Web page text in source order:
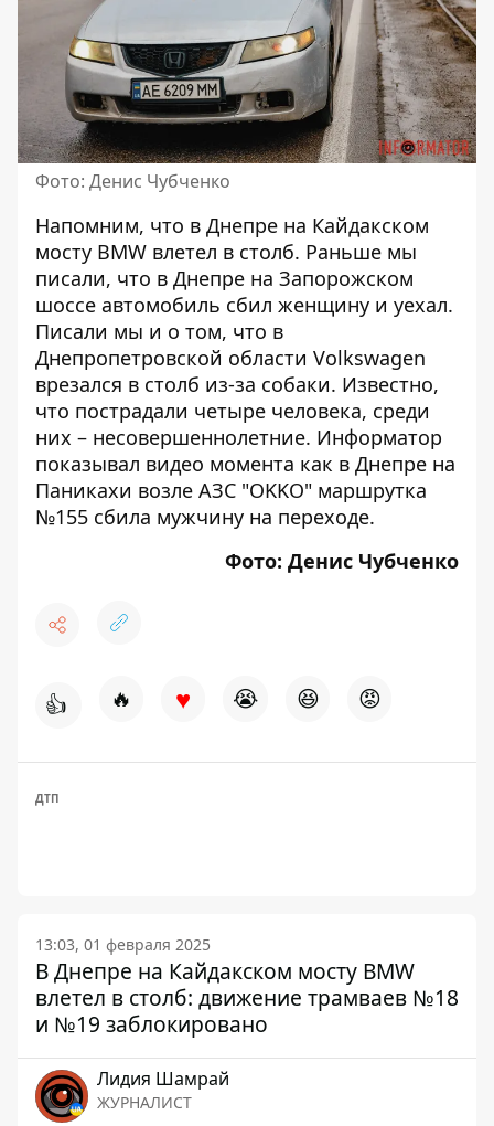
Фото: Денис Чубченко
Напомним, что в Днепре на Кайдакском
мосту BMW влетел в столб. Раньше мы
писали, что в Днепре на Запорожском
шоссе автомобиль сбил женщину и уехал.
Писали мы и о том, что в
Днепропетровской области Volkswagen
врезался в столб из-за собаки. Известно,
что пострадали четыре человека, среди
них – несовершеннолетние. Информатор
показывал видео момента как в Днепре на
Паникахи возле АЗС "OKKO" маршрутка
№155 сбила мужчину на переходе.
Фото: Денис Чубченко
👍 🔥 ♥ 😭 😆 😡
ДТП
13:03, 01 февраля 2025
В Днепре на Кайдакском мосту BMW
влетел в столб: движение трамваев №18
и №19 заблокировано
Лидия Шамрай
ЖУРНАЛИСТ